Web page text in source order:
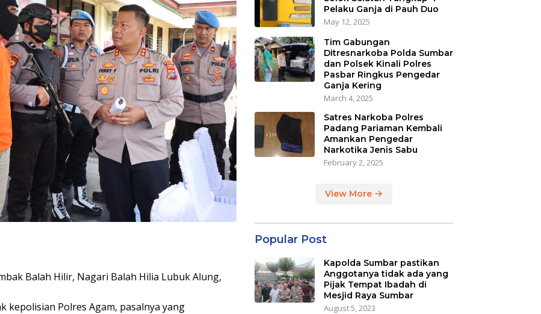
Balah Hilir, Nagari Balah Hilia Lubuk Alung,
kepolisian Polres Agam, pasalnya yang
Pelaku Ganja di Pauh Duo
May 12, 2025
Tim Gabungan
Ditresnarkoba Polda Sumbar
dan Polsek Kinali Polres
Pasbar Ringkus Pengedar
Ganja Kering
March 4, 2025
Satres Narkoba Polres
Padang Pariaman Kembali
Amankan Pengedar
Narkotika Jenis Sabu
February 2, 2025
View More
Popular Post
Kapolda Sumbar pastikan
Anggotanya tidak ada yang
Pijak Tempat Ibadah di
Mesjid Raya Sumbar
August 5, 2023